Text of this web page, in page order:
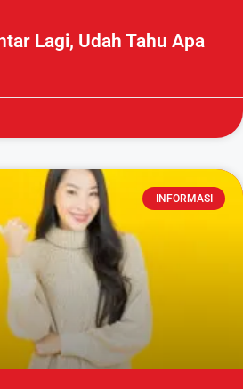
Lagi, Udah Tahu Apa
INFORMASI